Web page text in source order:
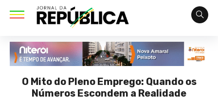
O Mito do Pleno Emprego: Quando os
Números Escondem a Realidade